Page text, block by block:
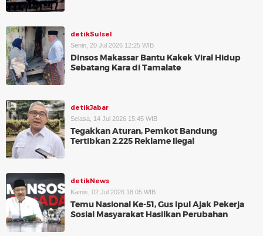
detikSulsel
Senin, 20 Jul 2026 12:25 WIB
Dinsos Makassar Bantu Kakek Viral Hidup
Sebatang Kara di Tamalate
detikJabar
Selasa, 14 Jul 2026 15:45 WIB
Tegakkan Aturan, Pemkot Bandung
Tertibkan 2.225 Reklame Ilegal
detikNews
Kamis, 02 Jul 2026 18:05 WIB
Temu Nasional Ke-51, Gus Ipul Ajak Pekerja
Sosial Masyarakat Hasilkan Perubahan